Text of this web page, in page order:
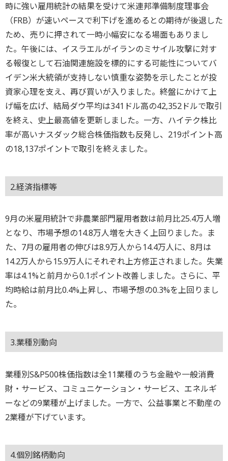
時に強い雇用統計の結果を受けて米連邦準備制度理事会
（FRB）が速いペースで利下げを進めるとの期待が後退した
ため、売りに押されて一時小幅安になる場面もありまし
た。午後には、イスラエルがイランのミサイル攻撃に対す
る報復として石油関連施設を標的にする可能性についてバ
イデン米大統領が支持しない慎重な姿勢を示したことが投
資家心理を支え、再び買いが入りました。終盤にかけて上
げ幅を広げ、結局ダウ平均は341ドル高の42,352ドルで取引
を終え、史上最高値を更新しました。一方、ハイテク株比
率が高いナスダック総合株価指数も反発し、219ポイント高
の18,137ポイントで取引を終えました。
2.経済指標等
9月の米雇用統計で非農業部門雇用者数は前月比25.4万人増
となり、市場予想の14.8万人増を大きく上回りました。ま
た、7月の雇用者の伸びは8.9万人から14.4万人に、8月は
14.2万人から15.9万人にそれぞれ上方修正されました。失業
率は4.1%と前月から0.1ポイント改善しました。さらに、平
均時給は前月比0.4%上昇し、市場予想の0.3%を上回りまし
た。
3.業種別動向
業種別S&P500株価指数は全11業種のうち金融や一般消費
財・サービス、コミュニケーション・サービス、エネルギ
ーなどの9業種が上げました。一方で、公益事業と不動産の
2業種が下げています。
4.個別銘柄動向